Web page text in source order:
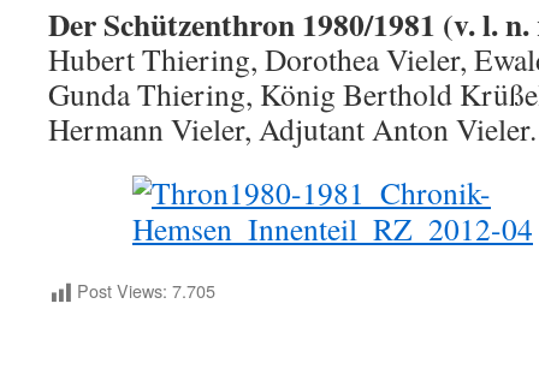
Der Schützenthron 1980/1981 (v. l.
Hubert Thiering, Dorothea Vieler,
Gunda Thiering, König Berthold
Hermann Vieler, Adjutant Anton Vieler.
Post Views: 7.705